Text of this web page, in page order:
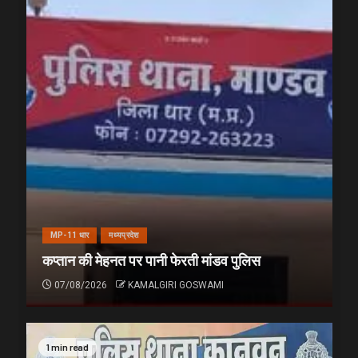
MP-11 धार मध्यप्रदेश
कप्तान की मेहनत पर पानी फेरती मांडव पुलिस
07/08/2026 KAMALGIRI GOSWAMI
1 min read